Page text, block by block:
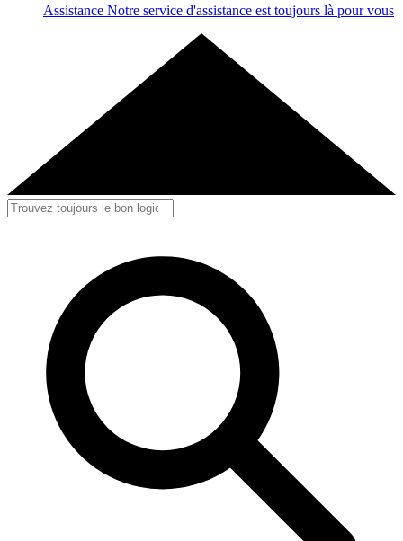
Assistance Notre service d'assistance est toujours là pour vous